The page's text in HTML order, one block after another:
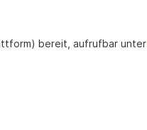
bereit, aufrufbar unter